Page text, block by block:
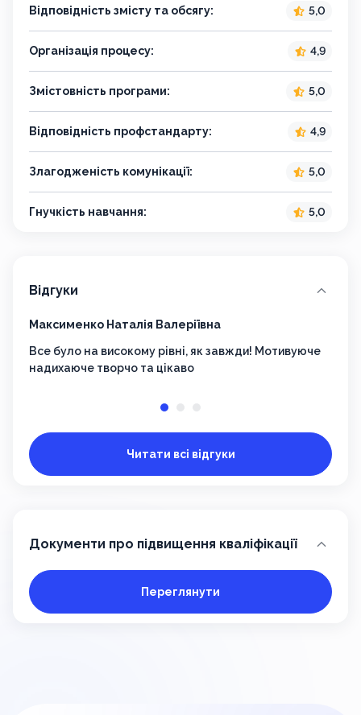
Відповідність змісту та обсягу: 5,0
Організація процесу: 4,9
Змістовність програми: 5,0
Відповідність профстандарту: 4,9
Злагодженість комунікації: 5,0
Гнучкість навчання: 5,0
Відгуки
Максименко Наталія Валеріївна
Все було на високому рівні, як завжди! Мотивуюче
надихаюче творчо та цікаво
Читати всі відгуки
Документи про підвищення кваліфікації
Переглянути